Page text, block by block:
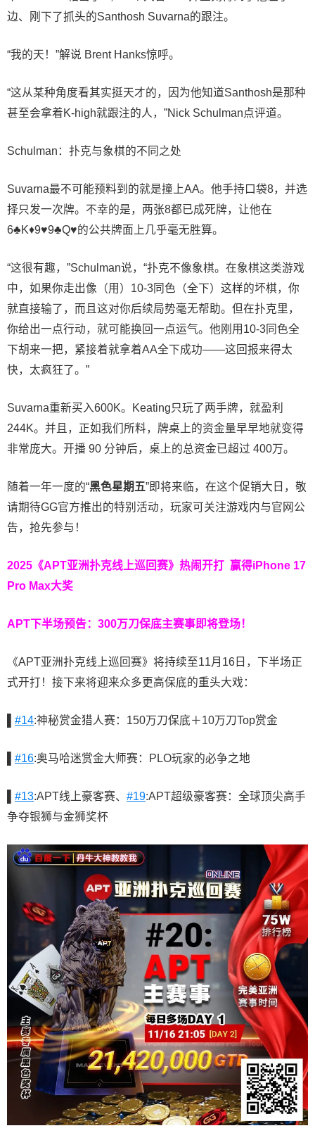
边、刚下了抓头的Santhosh Suvarna的跟注。
“我的天！”解说 Brent Hanks惊呼。
“这从某种角度看其实挺天才的，因为他知道Santhosh是那种
甚至会拿着K-high就跟注的人，”Nick Schulman点评道。
Schulman：扑克与象棋的不同之处
Suvarna最不可能预料到的就是撞上AA。他手持口袋8，并选
择只发一次牌。不幸的是，两张8都已成死牌，让他在
6♣K♦9♥9♣Q♥的公共牌面上几乎毫无胜算。
“这很有趣，”Schulman说，“扑克不像象棋。在象棋这类游戏
中，如果你走出像（用）10-3同色（全下）这样的坏棋，你
就直接输了，而且这对你后续局势毫无帮助。但在扑克里，
你给出一点行动，就可能换回一点运气。他刚用10-3同色全
下胡来一把，紧接着就拿着AA全下成功——这回报来得太
快，太疯狂了。”
Suvarna重新买入600K。Keating只玩了两手牌，就盈利
244K。并且，正如我们所料，牌桌上的资金量早早地就变得
非常庞大。开播 90 分钟后，桌上的总资金已超过 400万。
随着一年一度的“黑色星期五”即将来临，在这个促销大日，敬
请期待GG官方推出的特别活动，玩家可关注游戏内与官网公
告，抢先参与！
2025《APT亚洲扑克线上巡回赛》热闹开打 赢得iPhone 17
Pro Max大奖
APT下半场预告： 300万刀保底主赛事即将登场！
《APT亚洲扑克线上巡回赛》将持续至11月16日，下半场正
式开打！接下来将迎来众多更高保底的重头大戏：
#14:神秘赏金猎人赛：150万刀保底＋10万刀Top赏金
#16:奥马哈迷赏金大师赛：PLO玩家的必争之地
#13:APT线上豪客赛、 #19:APT超级豪客赛：全球顶尖高手
争夺银狮与金狮奖杯